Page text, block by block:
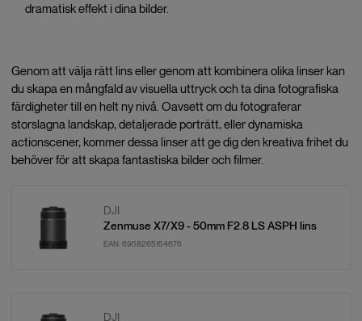
dramatisk effekt i dina bilder.
Genom att välja rätt lins eller genom att kombinera olika linser kan
du skapa en mångfald av visuella uttryck och ta dina fotografiska
färdigheter till en helt ny nivå. Oavsett om du fotograferar
storslagna landskap, detaljerade porträtt, eller dynamiska
actionscener, kommer dessa linser att ge dig den kreativa frihet du
behöver för att skapa fantastiska bilder och filmer.
DJI
Zenmuse X7/X9 - 50mm F2.8 LS ASPH lins
EAN: 6958265154676
DJI